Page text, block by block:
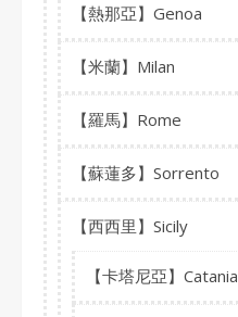
【熱那亞】Genoa
【米蘭】Milan
【羅馬】Rome
【蘇蓮多】Sorrento
【西西里】Sicily
【卡塔尼亞】Catania